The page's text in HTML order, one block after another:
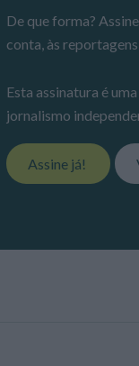
De que forma?
conta, às
Esta assinatura é
jornalismo
Assine já!